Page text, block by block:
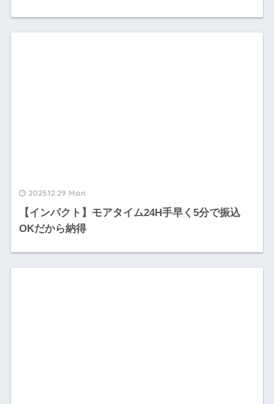
2025.12.29 Mon
【インパクト】モアタイム24H手早く5分で振込
OKだから納得